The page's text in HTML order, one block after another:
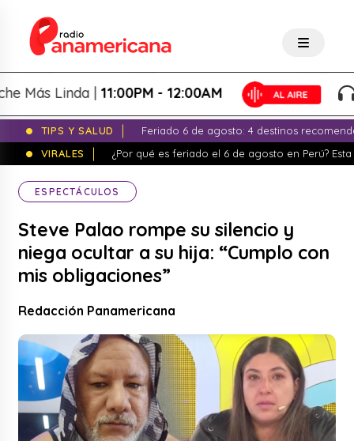
Linda |11:00PM - 12:00AM La
TIPS Y SALUD
Feriado 6 de agosto: 4 destinos
VIRALES
¿Por qué es feriado el 6 de agosto en Perú?
ESPECTÁCULOS
Steve Palao rompe su silencio y
niega ocultar a su hija: “Cumplo con
mis obligaciones”
Redacción Panamericana